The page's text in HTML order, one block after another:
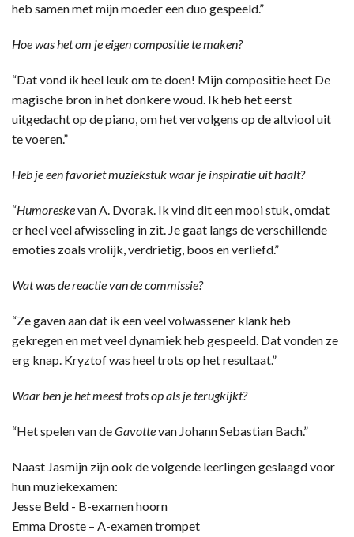
heb samen met mijn moeder een duo gespeeld.”
Hoe was het om je eigen compositie te maken?
“Dat vond ik heel leuk om te doen! Mijn compositie heet De
magische bron in het donkere woud. Ik heb het eerst
uitgedacht op de piano, om het vervolgens op de altviool uit
te voeren.”
Heb je een favoriet muziekstuk waar je inspiratie uit haalt?
“Humoreskevan A. Dvorak. Ik vind dit een mooi stuk, omdat
er heel veel afwisseling in zit. Je gaat langs de verschillende
emoties zoals vrolijk, verdrietig, boos en verliefd.”
Wat was de reactie van de commissie?
“Ze gaven aan dat ik een veel volwassener klank heb
gekregen en met veel dynamiek heb gespeeld. Dat vonden ze
erg knap. Kryztof was heel trots op het resultaat.”
Waar ben je het meest trots op als je terugkijkt?
“Het spelen van deGavottevan Johann Sebastian Bach.”
Naast Jasmijn zijn ook de volgende leerlingen geslaagd voor
hun muziekexamen:
Jesse Beld - B-examen hoorn
Emma Droste – A-examen trompet